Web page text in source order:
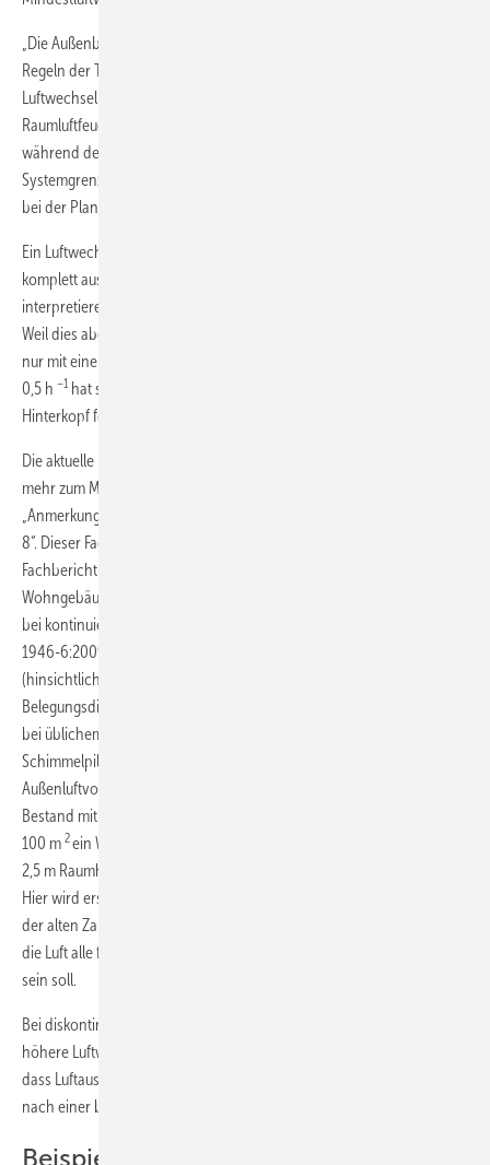
„Die Außenbauteile müssen nach den allgemeinen anerkannten
Regeln der Technik luftdicht ausgeführt werden. … Auf ausreichenden
Luftwechsel ist aus Gründen der Hygiene, der Begrenzung der
Raumluftfeuchte … zu achten. Dies ist in der Regel der Fall, wenn
während der Heizperiode ein auf das Luftvolumen innerhalb der
Systemgrenze bezogener durchschnittlicher Luftwechsel von 0,5 h
bei der Planung sichergestellt ist.“
Ein Luftwechsel von 0,5 h
komplett ausgetauscht sein sollte. Das lässt sich auch so
interpretieren, dass alle zwei Stunden gründlich gelüftet werden sollte.
Weil dies aber keine praktikable Lösung darstellt, lässt sich die Norm
nur mit einer ventilator-gestützten Lüftungsanlage erfüllen. Der Wert
0,5 h –1 hat sich jedoch bei vielen Handwerkern und Planern im
Hinterkopf festgesetzt.
Die aktuelle Norm ist aber die DIN 4108-2:2013-02, die sich hier nicht
mehr zum Mindestluftwechsel äußert, sondern weiter verweist:
„Anmerkung: Hinweise zu Luftwechseln enthält DIN-Fachbericht 4108-
8“. Dieser Fachbericht hat die genaue Bezeichnung: DIN 4108-8,
Fachbericht 2010-09 „Vermeidung von Schimmelwachstum in
Wohngebäuden.“ Unter 6.3.2 „Erforderlicher Außenluftvolumenstrom
bei kontinuierlicher Lüftung“ steht folgendes Beispiel: „Für die in DIN
1946-6:2009-05 beispielhaft angenommenen Randbedingungen
(hinsichtlich des baulichen Wärmeschutzes, Feuchtefreisetzung,
Belegungsdichte, Infiltrationsluftwechsel, Nutzerverhalten usw.) kann
bei üblichem Nutzungsverhalten in der Heizperiode für den zur
Schimmelpilzwachstumsvermeidung erforderlichen, kontinuierlichen
Außenluftvolumenstrom nach
Bestand mit Dämmstand von vor 1995 und einer Wohnfläche von
100 m 2ein Wert von 50 m
2,5 m Raumhöhe einem kontinuierlichen Luftwechsel von 0,2 h
Hier wird erstmals der angepasste Luftwechsel von 0,2 h
der alten Zahl von 0,5 h
die Luft alle fünf Stunden oder schon alle zwei Stunden ausgewechselt
sein soll.
Bei diskontinuierlicher Lüftung, also Stoßlüftung, sind in der Regel
höhere Luftwechsel erforderlich. Dabei ist auch zu berücksichtigen,
dass Luftaustausch in einer bestimmten Zeit nicht zwangsweise Lüften
nach einer bestimmten Zeit heißt.
Beispiel für Mindestluftwechsel nach